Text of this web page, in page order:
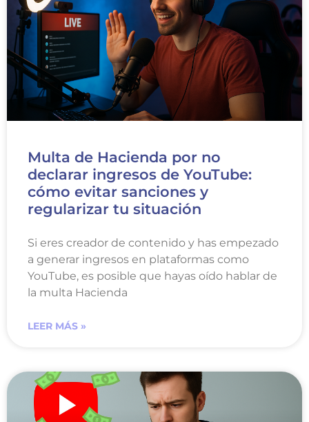
Multa de Hacienda por no
declarar ingresos de YouTube:
cómo evitar sanciones y
regularizar tu situación
Si eres creador de contenido y has empezado
a generar ingresos en plataformas como
YouTube, es posible que hayas oído hablar de
la multa Hacienda
LEER MÁS »